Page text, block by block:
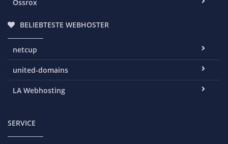
Ossrox
BELIEBTESTE WEBHOSTER
netcup
united-domains
LA Webhosting
SERVICE